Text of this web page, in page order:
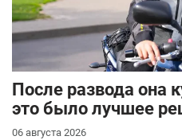
После развода она
это было лучшее
06 августа 2026